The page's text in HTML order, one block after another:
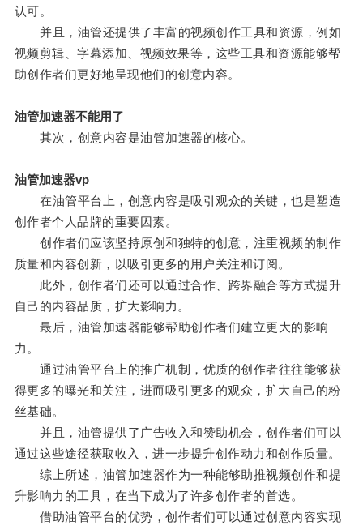
认可。
并且，油管还提供了丰富的视频创作工具和资源，例如
视频剪辑、字幕添加、视频效果等，这些工具和资源能够帮
助创作者们更好地呈现他们的创意内容。
油管加速器不能用了
其次，创意内容是油管加速器的核心。
油管加速器vp
在油管平台上，创意内容是吸引观众的关键，也是塑造
创作者个人品牌的重要因素。
创作者们应该坚持原创和独特的创意，注重视频的制作
质量和内容创新，以吸引更多的用户关注和订阅。
此外，创作者们还可以通过合作、跨界融合等方式提升
自己的内容品质，扩大影响力。
最后，油管加速器能够帮助创作者们建立更大的影响
力。
通过油管平台上的推广机制，优质的创作者往往能够获
得更多的曝光和关注，进而吸引更多的观众，扩大自己的粉
丝基础。
并且，油管提供了广告收入和赞助机会，创作者们可以
通过这些途径获取收入，进一步提升创作动力和创作质量。
综上所述，油管加速器作为一种能够助推视频创作和提
升影响力的工具，在当下成为了许多创作者的首选。
借助油管平台的优势，创作者们可以通过创意内容实现